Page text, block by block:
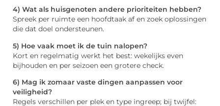
4) Wat als huisgenoten andere prioriteiten hebben?
Spreek per ruimte een hoofdtaak af en zoek oplossingen
die dat doel ondersteunen.
5) Hoe vaak moet ik de tuin nalopen?
Kort en regelmatig werkt het best: wekelijks even
bijhouden en per seizoen een grotere check.
6) Mag ik zomaar vaste dingen aanpassen voor
veiligheid?
Regels verschillen per plek en type ingreep; bij twijfel: